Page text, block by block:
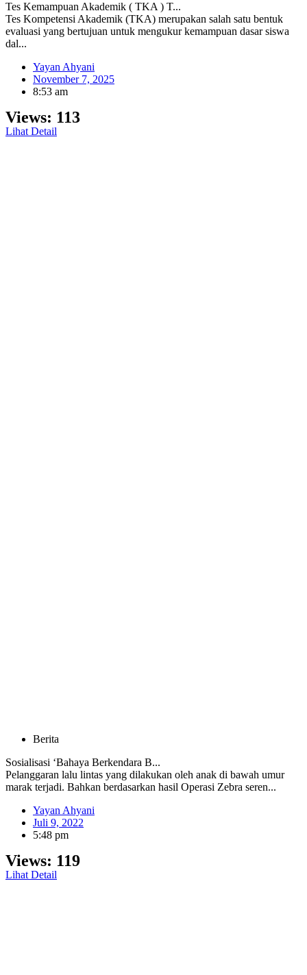
Tes Kemampuan Akademik ( TKA ) T...
Tes Kompetensi Akademik (TKA) merupakan salah satu bentuk
evaluasi yang bertujuan untuk mengukur kemampuan dasar siswa
dal...
Yayan Ahyani
November 7, 2025
8:53 am
Views: 113
Lihat Detail
Berita
Sosialisasi ‘Bahaya Berkendara B...
Pelanggaran lalu lintas yang dilakukan oleh anak di bawah umur
marak terjadi. Bahkan berdasarkan hasil Operasi Zebra seren...
Yayan Ahyani
Juli 9, 2022
5:48 pm
Views: 119
Lihat Detail